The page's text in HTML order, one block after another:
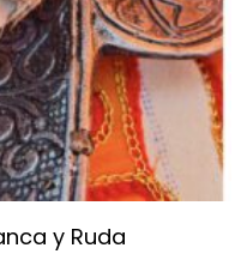
y Ruda